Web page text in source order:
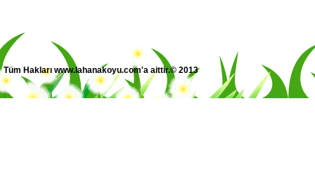
Tüm Hakları www.lahanakoyu.com'a aittir.© 2013